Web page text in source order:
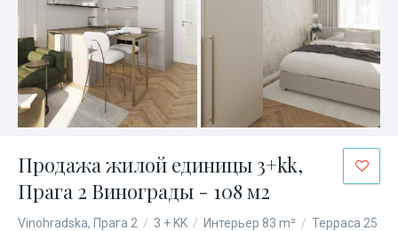
Продажа жилой единицы 3+kk,
Прага 2 Винограды - 108 м2
Vinohradska, Прага 2 / 3 + KK / Интерьер 83 m² / Терраса 25